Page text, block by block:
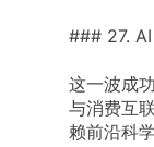
### 27. AI
这一波成
与消费互
赖前沿科